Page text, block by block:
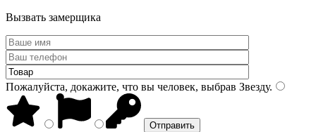
Вызвать замерщика
Пожалуйста, докажите, что вы человек, выбрав Звезду.